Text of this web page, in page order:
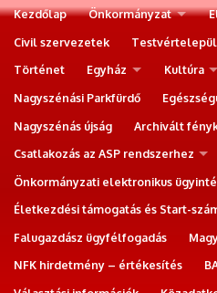
Kezdőlap Önkormányzat
Civil szervezetek
Történet
Egyház Kultúra
Nagyszénási Parkfürdő
Nagyszénás újság
Archivált
Csatlakozás az ASP rendszerhez
Önkormányzati elektronikus
Életkezdési támogatás és Start-
Falugazdász ügyfélfogadás
NFK hirdetmény – értékesítés